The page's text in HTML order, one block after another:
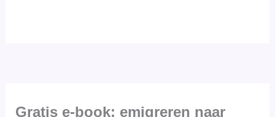
Gratis e-book: emigreren naar